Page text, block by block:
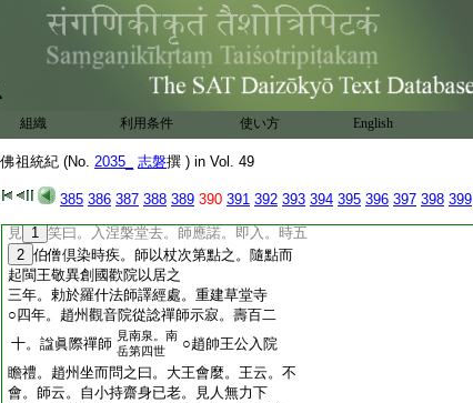
組織 利用条件 使い方 English
佛祖統紀 (No. 2035_ 志磐撰 ) in Vol. 49
385 386 387 388 389 390 391 392 393 394 395 396 397 398 399
大順二年。袁州仰山慧寂禪師入寂。師禀法
爲潙山。世稱潙仰宗。初領徒住王莽山一
日禪床陷於＊地。山神者以不堪居止。東南
有大仰山。爲世福地。遂遷居焉。久之衆盛
之
11
景福元年。呉越王錢鏐於剡縣石城山建瑞
相寺。以奉彌勒三生石像
乾寧二年。文矩禪師謁西院大安禪師。
12 遙
見
1 笑曰。入涅槃堂去。師應諾。即入。時五
2 伯僧倶染時疾。師以杖次第點之。隨點而
起閩王敬異創國歡院以居之
三年。勅於羅什法師譯經處。重建草堂寺
○四年。趙州觀音院從諗禪師示寂。壽百二
十。諡眞際禪師 見南泉。南
岳第四世
○趙帥王公入院
瞻禮。趙州坐而問之曰。大王會麼。王云。不
會。師云。自小持齋身已老。見人無力下